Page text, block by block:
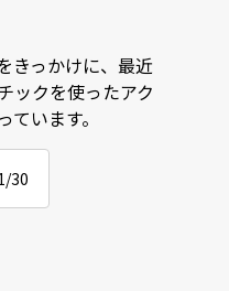
きっかけに、最近
ックを使ったアク
います。
30